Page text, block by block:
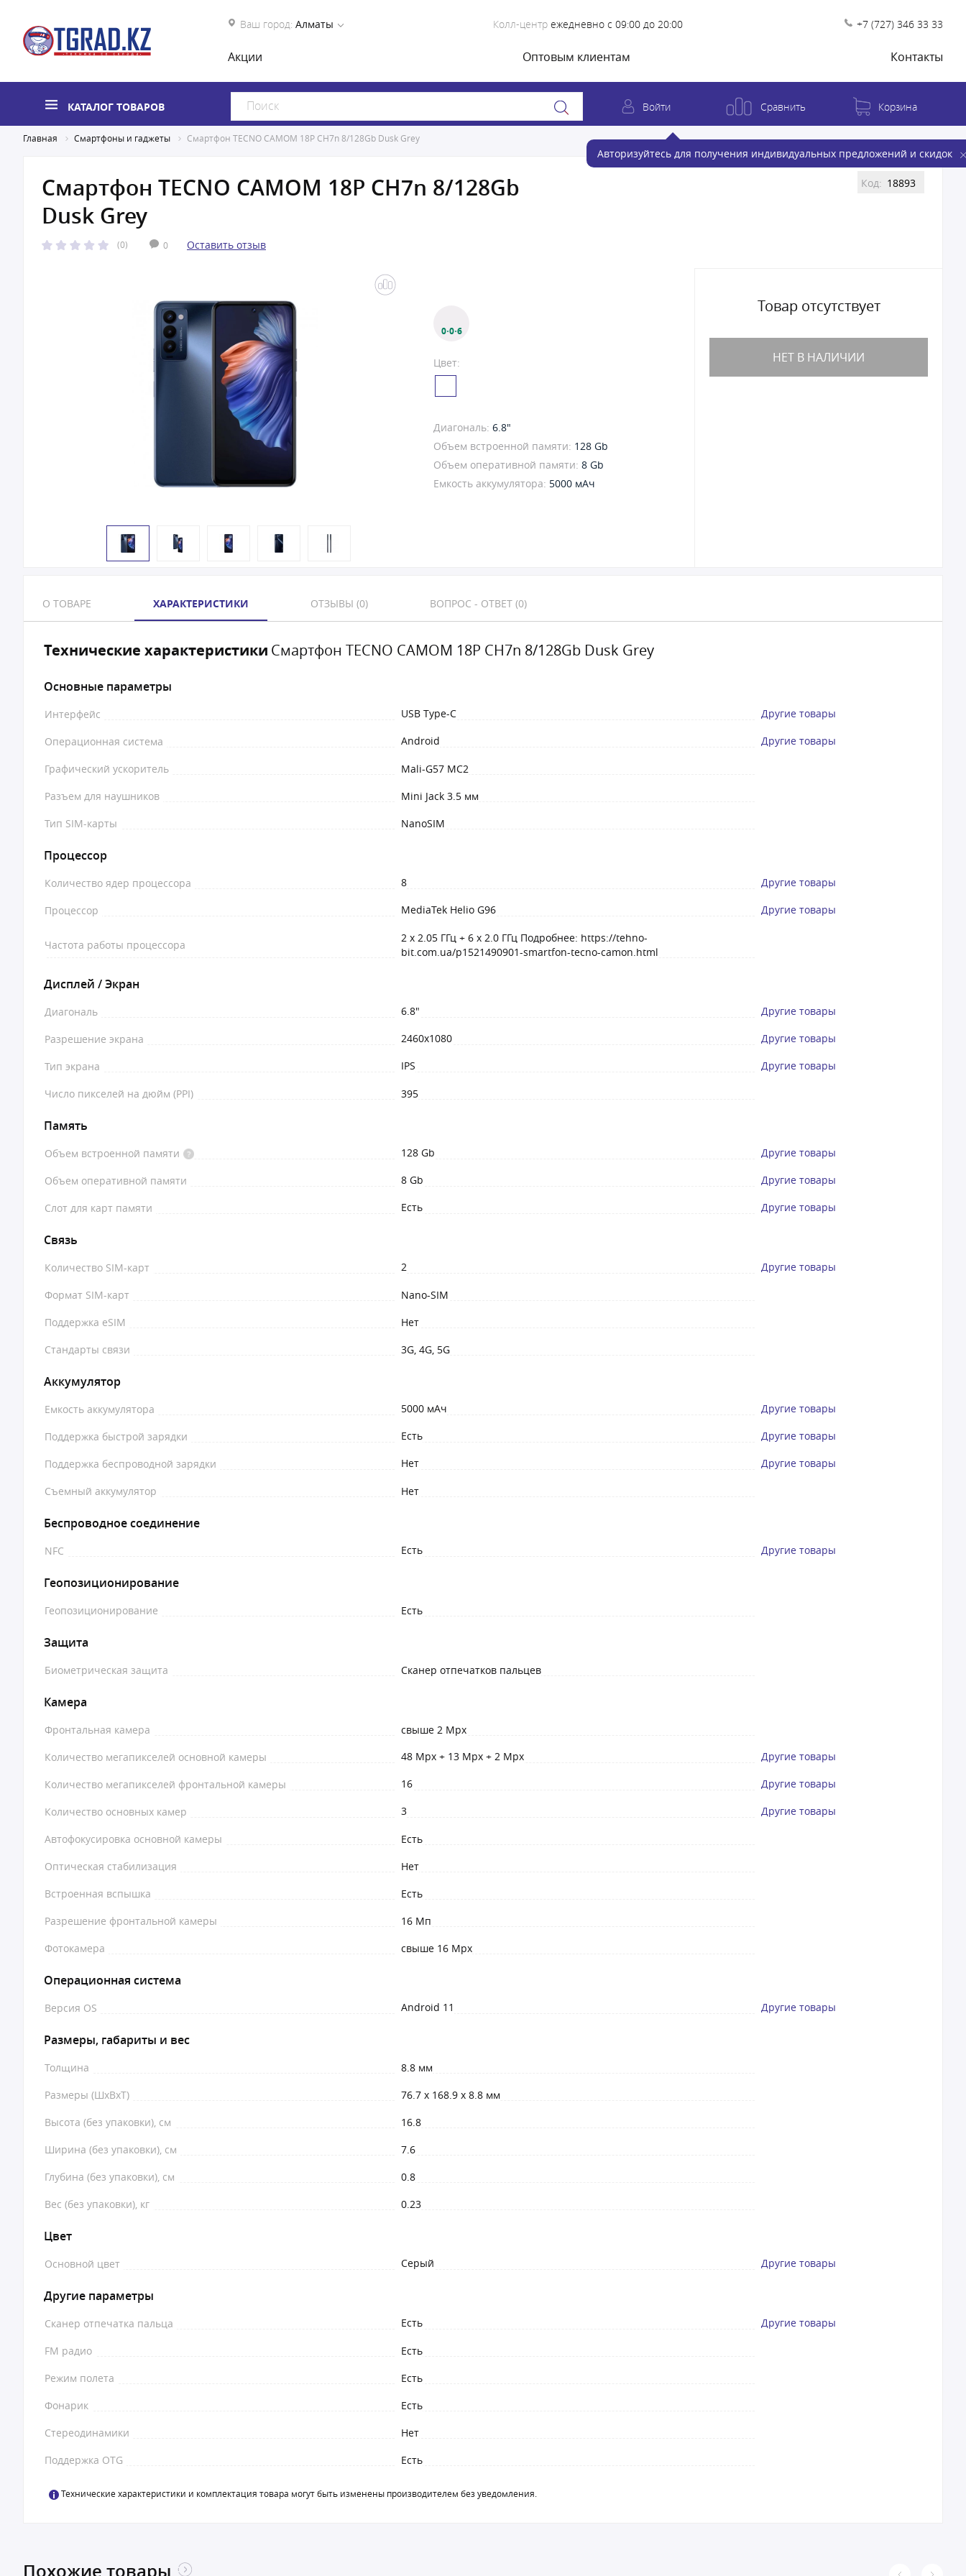
Ваш город: Алматы Колл-центр ежедневно с 09:00 до 20:00 +7 (727) 346 33 33
Акции Оптовым клиентам Контакты
КАТАЛОГ ТОВАРОВ Войти
Авторизуйтесь для получения индивидуальных предложений и скидок
Сравнить Корзина
Главная Смартфоны и гаджеты Смартфон TECNO CAMOM 18P CH7n 8/128Gb Dusk Grey
Смартфон TECNO CAMOM 18P CH7n 8/128Gb
Dusk Grey
(0) 0 Оставить отзыв
Код: 18893
0·0·6
Цвет:
Диагональ: 6.8"
Объем встроенной памяти: 128 Gb
Объем оперативной памяти: 8 Gb
Емкость аккумулятора: 5000 мАч
Товар отсутствует
НЕТ В НАЛИЧИИ
О ТОВАРЕ ХАРАКТЕРИСТИКИ ОТЗЫВЫ (0) ВОПРОС - ОТВЕТ (0)
Технические характеристики Смартфон TECNO CAMOM 18P CH7n 8/128Gb Dusk Grey
Основные параметры
Интерфейс USB Type-C Другие товары
Операционная система Android Другие товары
Графический ускоритель
Mali-G57 MC2
Разъем для наушников
Mini Jack 3.5 мм
Тип SIM-карты
NanoSIM
Процессор
Количество ядер процессора 8 Другие товары
Процессор MediaTek Helio G96 Другие товары
Частота работы процессора
2 х 2.05 ГГц + 6 х 2.0 ГГц Подробнее: https://tehno-
bit.com.ua/p1521490901-smartfon-tecno-camon.html
Дисплей / Экран
Диагональ 6.8" Другие товары
Разрешение экрана 2460x1080 Другие товары
Тип экрана IPS Другие товары
Число пикселей на дюйм (PPI) 395
Память
Объем встроенной памяти 128 Gb Другие товары
Объем оперативной памяти 8 Gb Другие товары
Слот для карт памяти Есть Другие товары
Связь
Количество SIM-карт 2 Другие товары
Формат SIM-карт
Nano-SIM
Поддержка eSIM
Нет
Стандарты связи
3G, 4G, 5G
Аккумулятор
Емкость аккумулятора 5000 мАч Другие товары
Поддержка быстрой зарядки Есть Другие товары
Поддержка беспроводной зарядки Нет Другие товары
Съемный аккумулятор Нет
Беспроводное соединение
NFC Есть Другие товары
Геопозиционирование
Геопозиционирование Есть
Защита
Биометрическая защита Сканер отпечатков пальцев
Камера
Фронтальная камера
свыше 2 Mpx
Количество мегапикселей основной камеры
48 Mpx + 13 Mpx + 2 Mpx Другие товары
Количество мегапикселей фронтальной камеры 16 Другие товары
Количество основных камер 3 Другие товары
Автофокусировка основной камеры
Есть
Оптическая стабилизация
Нет
Встроенная вспышка
Есть
Разрешение фронтальной камеры
16 Мп
Фотокамера
свыше 16 Mpx
Операционная система
Версия OS Android 11 Другие товары
Размеры, габариты и вес
Толщина
8.8 мм
Размеры (ШxВxТ)
76.7 x 168.9 x 8.8 мм
Высота (без упаковки), см
16.8
Ширина (без упаковки), см
7.6
Глубина (без упаковки), см
0.8
Вес (без упаковки), кг
0.23
Цвет
Основной цвет Серый Другие товары
Другие параметры
Сканер отпечатка пальца Есть Другие товары
FM радио
Есть
Режим полета
Есть
Фонарик
Есть
Стереодинамики
Нет
Поддержка OTG
Есть
Технические характеристики и комплектация товара могут быть изменены производителем без уведомления.
Похожие товары